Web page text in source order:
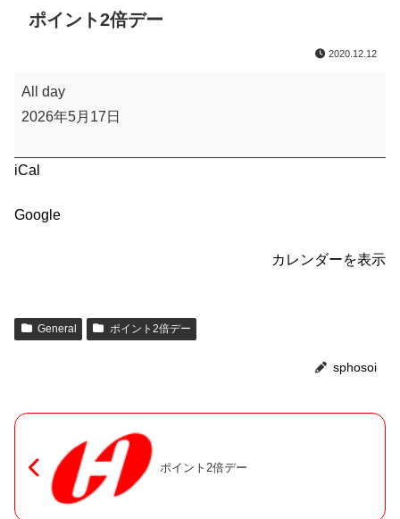
ポイント2倍デー
2020.12.12
ポ
イ
ト
倍
All day
2026年5月17日
iCal
Google
カレンダーを表示
General ポイント2倍デー
sphosoi
ポイント2倍デー